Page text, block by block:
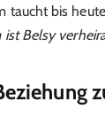
taucht bis
Belsy